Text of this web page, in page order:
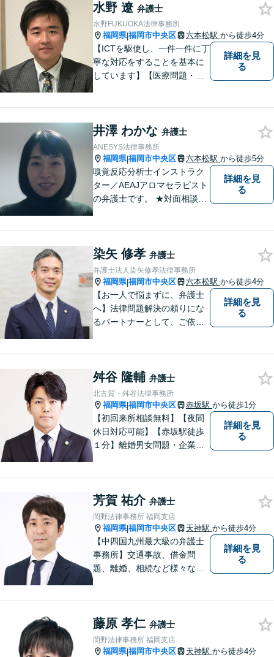
水野 遼 弁護士
水野FUKUOKA法律事務所
福岡県|福岡市中央区 六本松駅 から徒歩4分
【ICTを駆使し、一件一件に丁
寧な対応をすることを基本に
しています】【医療問題・交
応】【遠隔地からのご依頼・
ご相談歓迎】あなたのために
全力で事件と向き合います！
詳細を見
る
井澤 わかな 弁護士
ANESYS法律事務所
福岡県|福岡市中央区 六本松駅 から徒歩5分
嗅覚反応分析士インストラク
ター／AEAJアロマセラピスト
の弁護士です。 ★対面相談が
日／夜間も、時間帯等によっ
て対応可です ★法テラス利用
は、一応可能です
詳細を見
る
染矢 修孝 弁護士
弁護士法人染矢修孝法律事務所
福岡県|福岡市中央区 六本松駅 から徒歩4分
【お一人で悩まずに、弁護士
へ】法律問題解決の頼りにな
るパートナーとして、ご依頼
じめ、「離婚事件」、「損害
賠償請求事件」、「刑事事
件」まで多数の事件の取り扱
い【分割払い可】
詳細を見
る
舛谷 隆輔 弁護士
北古賀・舛谷法律事務所
福岡県|福岡市中央区 赤坂駅 から徒歩1分
【初回来所相談無料】【夜間
休日対応可能】【赤坂駅徒歩
１分】離婚男女問題・企業法
詳細を見
る
芳賀 祐介 弁護士
岡野法律事務所 福岡支店
福岡県|福岡市中央区 天神駅 から徒歩4分
【中四国九州最大級の弁護士
事務所】交通事故、借金問
題、離婚、相続など様々な問
い！
詳細を見
る
藤原 孝仁 弁護士
岡野法律事務所 福岡支店
福岡県|福岡市中央区 天神駅 から徒歩4分